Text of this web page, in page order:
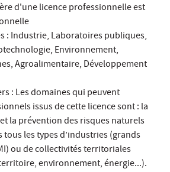
d'une licence professionnelle est
: Industrie, Laboratoires publiques,
Environnement,
Agroalimentaire, Développement
: Les domaines qui peuvent
issus de cette licence sont : la
la prévention des risques naturels
les types d’industries (grands
ou de collectivités territoriales
environnement, énergie...).